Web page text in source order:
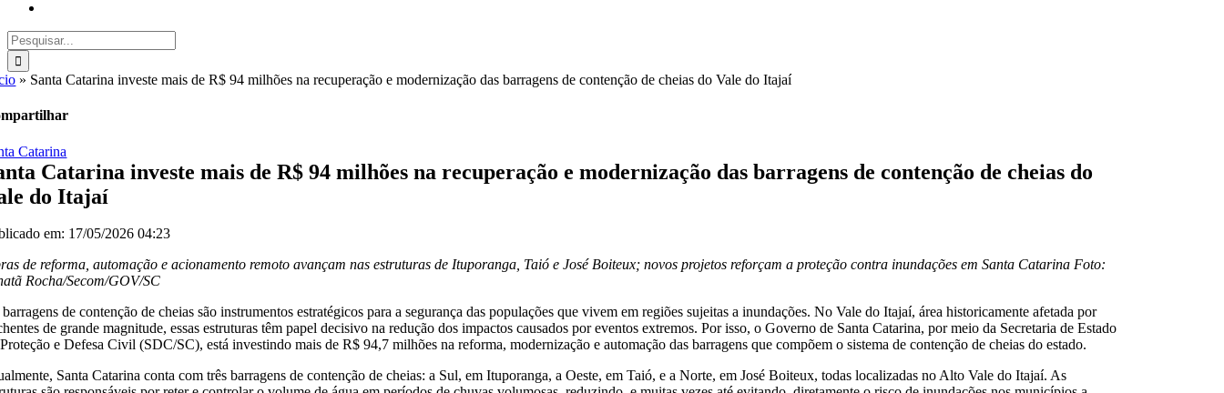
Buscar
resultados
para:
» Santa Catarina investe mais de R$ 94 milhões na recuperação e modernização das barragens de contenção de cheias do Vale do Itajaí
Catarina
Catarina investe mais de R$ 94 milhões na recuperação e modernização das barragens de contenção de cheias do
do Itajaí
em: 17/05/2026 04:23
de reforma, automação e acionamento remoto avançam nas estruturas de Ituporanga, Taió e José Boiteux; novos projetos reforçam a proteção contra inundações em Santa Catarina Foto:
Rocha/Secom/GOV/SC
de contenção de cheias são instrumentos estratégicos para a segurança das populações que vivem em regiões sujeitas a inundações. No Vale do Itajaí, área historicamente afetada por
de grande magnitude, essas estruturas têm papel decisivo na redução dos impactos causados por eventos extremos. Por isso, o Governo de Santa Catarina, por meio da Secretaria de Estado
e Defesa Civil (SDC/SC), está investindo mais de R$ 94,7 milhões na reforma, modernização e automação das barragens que compõem o sistema de contenção de cheias do estado.
Santa Catarina conta com três barragens de contenção de cheias: a Sul, em Ituporanga, a Oeste, em Taió, e a Norte, em José Boiteux, todas localizadas no Alto Vale do Itajaí. As